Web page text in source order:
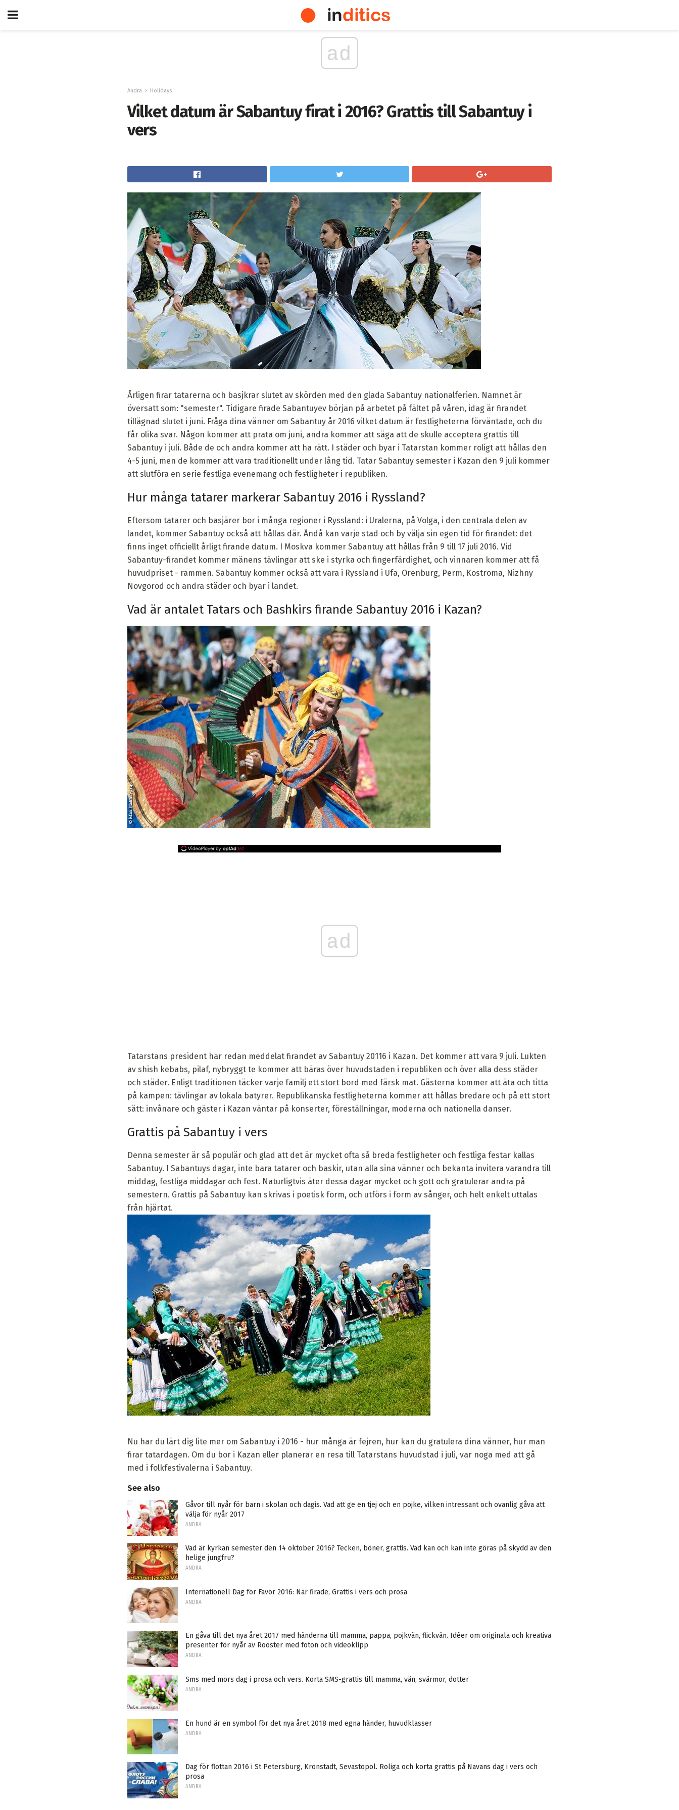
ad
Andra Holidays
Vilket datum är Sabantuy firat i 2016? Grattis till Sabantuy i
vers
Årligen firar tatarerna och basjkrar slutet av skörden med den glada Sabantuy nationalferien. Namnet är
översatt som: "semester". Tidigare firade Sabantuyev början på arbetet på fältet på våren, idag är firandet
tillägnad slutet i juni. Fråga dina vänner om Sabantuy år 2016 vilket datum är festligheterna förväntade, och du
får olika svar. Någon kommer att prata om juni, andra kommer att säga att de skulle acceptera grattis till
Sabantuy i juli. Både de och andra kommer att ha rätt. I städer och byar i Tatarstan kommer roligt att hållas den
4-5 juni, men de kommer att vara traditionellt under lång tid. Tatar Sabantuy semester i Kazan den 9 juli kommer
att slutföra en serie festliga evenemang och festligheter i republiken.
Hur många tatarer markerar Sabantuy 2016 i Ryssland?
Eftersom tatarer och basjärer bor i många regioner i Ryssland: i Uralerna, på Volga, i den centrala delen av
landet, kommer Sabantuy också att hållas där. Ändå kan varje stad och by välja sin egen tid för firandet: det
finns inget officiellt årligt firande datum. I Moskva kommer Sabantuy att hållas från 9 till 17 juli 2016. Vid
Sabantuy-firandet kommer mänens tävlingar att ske i styrka och fingerfärdighet, och vinnaren kommer att få
huvudpriset - rammen. Sabantuy kommer också att vara i Ryssland i Ufa, Orenburg, Perm, Kostroma, Nizhny
Novgorod och andra städer och byar i landet.
Vad är antalet Tatars och Bashkirs firande Sabantuy 2016 i Kazan?
ad
Tatarstans president har redan meddelat firandet av Sabantuy 20116 i Kazan. Det kommer att vara 9 juli. Lukten
av shish kebabs, pilaf, nybryggt te kommer att bäras över huvudstaden i republiken och över alla dess städer
och städer. Enligt traditionen täcker varje familj ett stort bord med färsk mat. Gästerna kommer att äta och titta
på kampen: tävlingar av lokala batyrer. Republikanska festligheterna kommer att hållas bredare och på ett stort
sätt: invånare och gäster i Kazan väntar på konserter, föreställningar, moderna och nationella danser.
Grattis på Sabantuy i vers
Denna semester är så populär och glad att det är mycket ofta så breda festligheter och festliga festar kallas
Sabantuy. I Sabantuys dagar, inte bara tatarer och baskir, utan alla sina vänner och bekanta invitera varandra till
middag, festliga middagar och fest. Naturligtvis äter dessa dagar mycket och gott och gratulerar andra på
semestern. Grattis på Sabantuy kan skrivas i poetisk form, och utförs i form av sånger, och helt enkelt uttalas
från hjärtat.
Nu har du lärt dig lite mer om Sabantuy i 2016 - hur många är fejren, hur kan du gratulera dina vänner, hur man
firar tatardagen. Om du bor i Kazan eller planerar en resa till Tatarstans huvudstad i juli, var noga med att gå
med i folkfestivalerna i Sabantuy.
See also
Gåvor till nyår för barn i skolan och dagis. Vad att ge en tjej och en pojke, vilken intressant och ovanlig gåva att
välja för nyår 2017
ANDRA
Vad är kyrkan semester den 14 oktober 2016? Tecken, böner, grattis. Vad kan och kan inte göras på skydd av den
helige jungfru?
ANDRA
Internationell Dag för Favör 2016: När firade, Grattis i vers och prosa
ANDRA
En gåva till det nya året 2017 med händerna till mamma, pappa, pojkvän, flickvän. Idéer om originala och kreativa
presenter för nyår av Rooster med foton och videoklipp
ANDRA
Sms med mors dag i prosa och vers. Korta SMS-grattis till mamma, vän, svärmor, dotter
ANDRA
En hund är en symbol för det nya året 2018 med egna händer, huvudklasser
ANDRA
Dag för flottan 2016 i St Petersburg, Kronstadt, Sevastopol. Roliga och korta grattis på Navans dag i vers och
prosa
ANDRA